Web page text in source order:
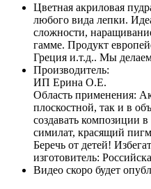
Цветная акриловая
любого вида лепки.
сложности,
гамме. Продукт
Греция и.т.д.. Мы
Производитель:
ИП Ерина О.Е.
Область применения:
плоскостной, так и в
создавать композиции
симилат, красящий
Беречь от детей!
изготовитель:
Видео скоро будет